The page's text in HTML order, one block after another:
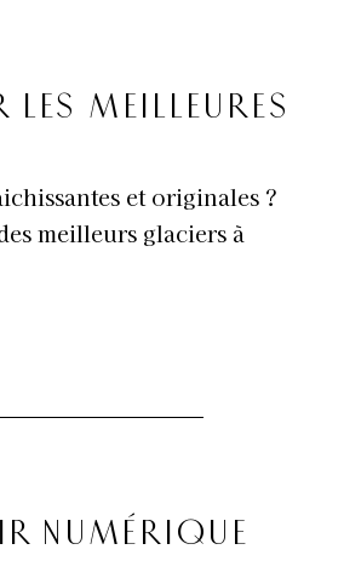
MEILLEURES
et originales ?
meilleurs glaciers à
NUMÉRIQUE